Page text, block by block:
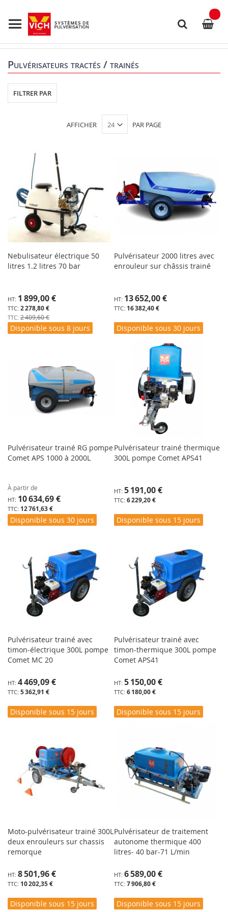
au
contenu
Rechercher
Pulvérisateurs tractés / trainés
AFFICHER PAR PAGE
Nebulisateur électrique 50
litres 1.2 litres 70 bar
Spécial2 278,80 €
1 899,00 €
2 409,60 €
Disponible sous 8 jours
Pulvérisateur 2000 litres avec
enrouleur sur châssis trainé
16 382,40 €
13 652,00 €
Disponible sous 30 jours
Pulvérisateur trainé RG pompe
Comet APS 1000 à 2000L
À partir de
12 761,63 €
10 634,69 €
Disponible sous 30 jours
Pulvérisateur trainé thermique
300L pompe Comet APS41
6 229,20 €
5 191,00 €
Disponible sous 15 jours
Pulvérisateur trainé avec
timon-électrique 300L pompe
Comet MC 20
5 362,91 €
4 469,09 €
Disponible sous 15 jours
Pulvérisateur trainé avec
timon-thermique 300L pompe
Comet APS41
6 180,00 €
5 150,00 €
Disponible sous 15 jours
Moto-pulvérisateur trainé 300L
deux enrouleurs sur chassis
remorque
10 202,35 €
8 501,96 €
Disponible sous 15 jours
Pulvérisateur de traitement
autonome thermique 400
litres- 40 bar-71 L/min
7 906,80 €
6 589,00 €
Disponible sous 15 jours
FILTRER PAR